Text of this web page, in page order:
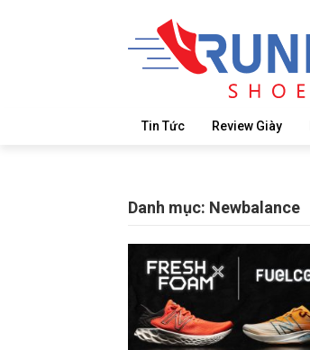
Tin Tức Review Giày
Danh mục: Newbalance